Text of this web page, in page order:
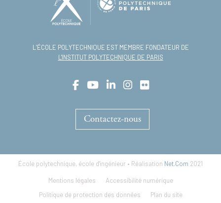
L’ÉCOLE POLYTECHNIQUE EST MEMBRE FONDATEUR DE
L'INSTITUT POLYTECHNIQUE DE PARIS
Contactez-nous
École polytechnique, école d'ingénieur • Réalisation Net.Com 2021
Footer
menu
Mentions légales
Accessibilité numérique
Politique de protection des données
Plan du site